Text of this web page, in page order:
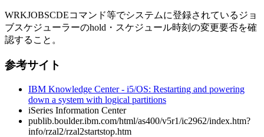
WRKJOBSCDEコマンド等でシステムに登録されているジョ
ブスケジューラーのhold・スケジュール時刻の変更要否を確
認すること。
参考サイト
IBM Knowledge Center - i5/OS: Restarting and powering
down a system with logical partitions
iSeries Information Center
publib.boulder.ibm.com/html/as400/v5r1/ic2962/index.htm?
info/rzal2/rzal2startstop.htm